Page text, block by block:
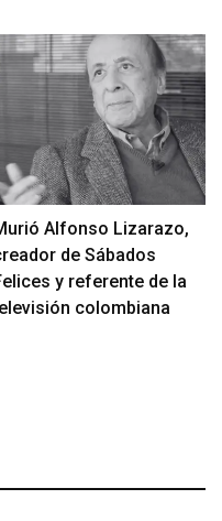
Alfonso Lizarazo,
de Sábados
y referente de la
colombiana